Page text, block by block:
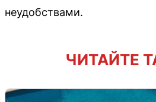
неудобствами.
ЧИТАЙТЕ